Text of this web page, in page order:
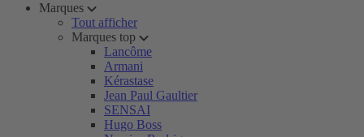
Marques
Tout afficher
Marques top
Lancôme
Armani
Kérastase
Jean Paul Gaultier
SENSAI
Hugo Boss